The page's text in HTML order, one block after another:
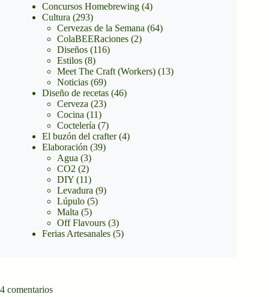
Concursos Homebrewing (4)
Cultura (293)
Cervezas de la Semana (64)
ColaBEERaciones (2)
Diseños (116)
Estilos (8)
Meet The Craft (Workers) (13)
Noticias (69)
Diseño de recetas (46)
Cerveza (23)
Cocina (11)
Coctelería (7)
El buzón del crafter(4)
Elaboración (39)
Agua (3)
CO2 (2)
DIY (11)
Levadura (9)
Lúpulo (5)
Malta (5)
Off Flavours (3)
Ferias Artesanales (5)
4 comentarios